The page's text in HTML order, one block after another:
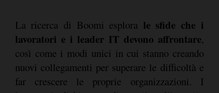
La ricerca di Boomi esplora le sfide che i
lavoratori e i leader IT devono affrontare,
così come i modi unici in cui stanno creando
nuovi collegamenti per superare le difficoltà e
far crescere le proprie organizzazioni. I